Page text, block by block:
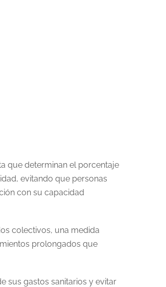
que determinan el porcentaje
evitando que personas
con su capacidad
colectivos, una medida
prolongados que
sus gastos sanitarios y evitar